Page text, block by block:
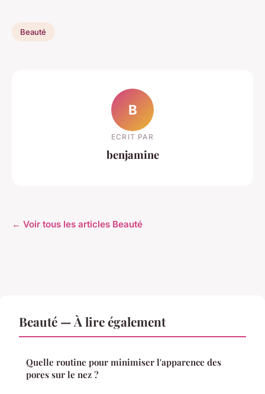
Beauté
B
ECRIT PAR
benjamine
← Voir tous les articles Beauté
Beauté — À lire également
Quelle routine pour minimiser l'apparence des
pores sur le nez ?